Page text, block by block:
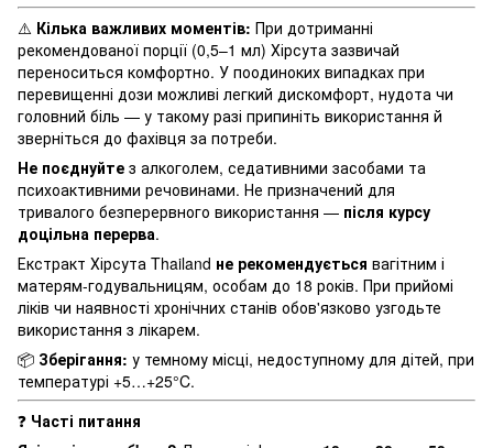
⚠️ Кілька важливих моментів: При дотриманні
рекомендованої порції (0,5–1 мл) Хірсута зазвичай
переноситься комфортно. У поодиноких випадках при
перевищенні дози можливі легкий дискомфорт, нудота чи
головний біль — у такому разі припиніть використання й
зверніться до фахівця за потреби.
Не поєднуйте з алкоголем, седативними засобами та
психоактивними речовинами. Не призначений для
тривалого безперервного використання — після курсу
доцільна перерва.
Екстракт Хірсута Thailand не рекомендується вагітним і
матерям-годувальницям, особам до 18 років. При прийомі
ліків чи наявності хронічних станів обов'язково узгодьте
використання з лікарем.
📦 Зберігання: у темному місці, недоступному для дітей, при
температурі +5…+25°C.
❓ Часті питання